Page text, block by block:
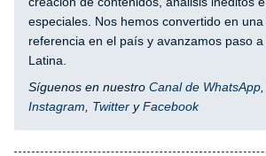
especiales. Nos hemos convertido en
referencia en el país y avanzamos paso
Latina.
Síguenos en nuestro Canal de WhatsApp
Instagram
Twitter yFacebook